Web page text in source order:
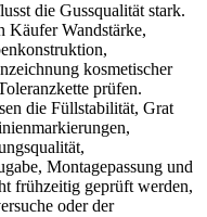
die Gussqualität stark.
Käufer Wandstärke,
kosmetischer
prüfen.
die Füllstabilität, Grat
Montagepassung und
frühzeitig geprüft werden,
oder der